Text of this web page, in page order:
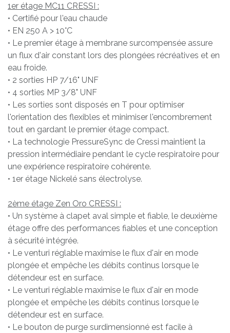
1er étage MC11 CRESSI :
• Certifié pour l'eau chaude
• EN 250 A > 10°C
• Le premier étage à membrane surcompensée assure
un flux d'air constant lors des plongées récréatives et en
eau froide.
• 2 sorties HP 7/16" UNF
• 4 sorties MP 3/8" UNF
• Les sorties sont disposés en T pour optimiser
l'orientation des flexibles et minimiser l'encombrement
tout en gardant le premier étage compact.
• La technologie PressureSync de Cressi maintient la
pression intermédiaire pendant le cycle respiratoire pour
une expérience respiratoire cohérente.
• 1er étage Nickelé sans électrolyse.
2ème étage Zen Oro CRESSI :
• Un système à clapet aval simple et fiable, le deuxième
étage offre des performances fiables et une conception
à sécurité intégrée.
• Le venturi réglable maximise le flux d'air en mode
plongée et empêche les débits continus lorsque le
détendeur est en surface.
• Le venturi réglable maximise le flux d'air en mode
plongée et empêche les débits continus lorsque le
détendeur est en surface.
• Le bouton de purge surdimensionné est facile à